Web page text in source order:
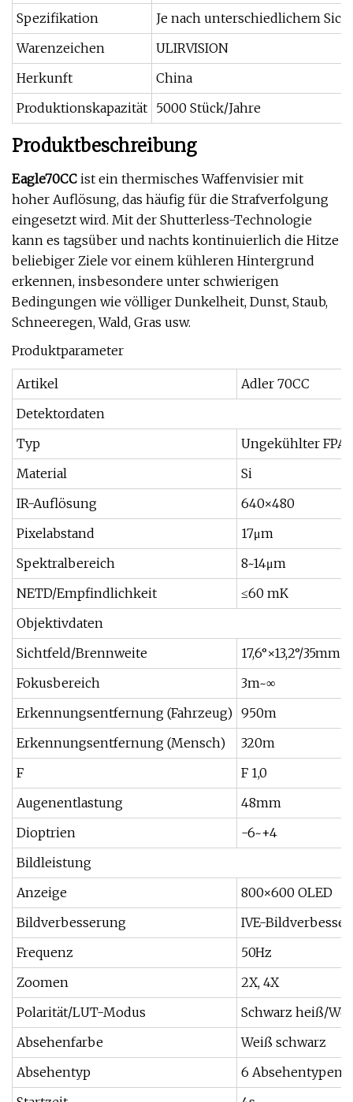
Spezifikation
Je nach unterschiedlichem
Warenzeichen
ULIRVISION
Herkunft
China
Produktionskapazität 5000 Stück/Jahre
Produktbeschreibung
Eagle70CC ist ein thermisches Waffenvisier mit
hoher Auflösung, das häufig für die Strafverfolgung
eingesetzt wird. Mit der Shutterless-Technologie
kann es tagsüber und nachts kontinuierlich die Hitze
beliebiger Ziele vor einem kühleren Hintergrund
erkennen, insbesondere unter schwierigen
Bedingungen wie völliger Dunkelheit, Dunst, Staub,
Schneeregen, Wald, Gras usw.
Produktparameter
Artikel
Adler 70CC
Detektordaten
Typ
Ungekühlter FPA
Material
Si
IR-Auflösung
640×480
Pixelabstand
17μm
Spektralbereich
8~14μm
NETD/Empfindlichkeit
≤60 mK
Objektivdaten
Sichtfeld/Brennweite
17,6°×13,2°/35mm
Fokusbereich
3m~∞
Erkennungsentfernung (Fahrzeug) 950m
Erkennungsentfernung (Mensch)
320m
F
F 1,0
Augenentlastung
48mm
Dioptrien
-6~+4
Bildleistung
Anzeige
800×600 OLED
Bildverbesserung
IVE-
Frequenz
50Hz
Zoomen
2X, 4X
Polarität/LUT-Modus
Schwarz heiß/
Absehenfarbe
Weiß schwarz
Absehentyp
6 Absehentypen